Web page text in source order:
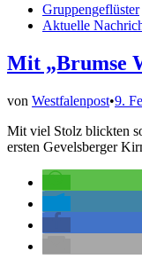
Schnellmark
Veröffentlicht
Gruppengeflüster
Aktuelle
Mit „Brumse
von Westfalenpost•9.
Mit viel Stolz blickten
ersten Gevelsberger